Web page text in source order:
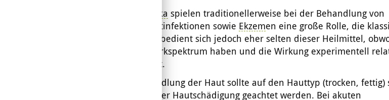
Phytopharmaka spielen traditionellerweise bei der Behandlung von
Wunden, Hautinfektionen sowie Ekzemen eine große Rolle, die
Dermatologie bedient sich jedoch eher selten dieser Heilmittel,
ein breites Wirkspektrum haben und die Wirkung experimentell
abgesichert ist.
Bei der Behandlung der Haut sollte auf den Hauttyp (trocken, fettig)
das Ausmaß der Hautschädigung geachtet werden. Bei akuten